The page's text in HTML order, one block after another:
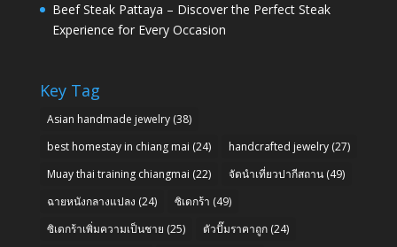
Beef Steak Pattaya – Discover the Perfect Steak
Experience for Every Occasion
Key Tag
Asian handmade jewelry(38)
best homestay in chiang mai (24) handcrafted jewelry(27)
Muay thai training chiangmai (22) จัดนำเที่ยวปากีสถาน(49)
ฉายหนังกลางแปลง (24) ซิเดกร้า (49)
ซิเดกร้าเพิ่มความเป็นชาย (25) ตัวปั๊มราคาถูก(24)